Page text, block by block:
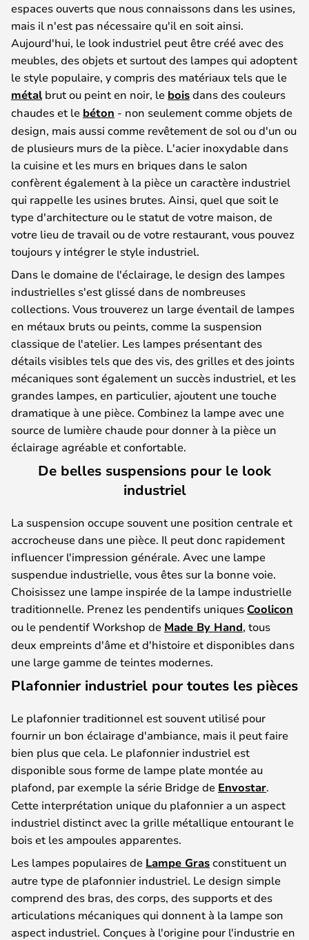
espaces ouverts que nous connaissons dans les usines,
mais il n'est pas nécessaire qu'il en soit ainsi.
Aujourd'hui, le look industriel peut être créé avec des
meubles, des objets et surtout des lampes qui adoptent
le style populaire, y compris des matériaux tels que le
métal brut ou peint en noir, le boisdans des couleurs
chaudes et le béton - non seulement comme objets de
design, mais aussi comme revêtement de sol ou d'un ou
de plusieurs murs de la pièce. L'acier inoxydable dans
la cuisine et les murs en briques dans le salon
confèrent également à la pièce un caractère industriel
qui rappelle les usines brutes. Ainsi, quel que soit le
type d'architecture ou le statut de votre maison, de
votre lieu de travail ou de votre restaurant, vous pouvez
toujours y intégrer le style industriel.
Dans le domaine de l'éclairage, le design des lampes
industrielles s'est glissé dans de nombreuses
collections. Vous trouverez un large éventail de lampes
en métaux bruts ou peints, comme la suspension
classique de l'atelier. Les lampes présentant des
détails visibles tels que des vis, des grilles et des joints
mécaniques sont également un succès industriel, et les
grandes lampes, en particulier, ajoutent une touche
dramatique à une pièce. Combinez la lampe avec une
source de lumière chaude pour donner à la pièce un
éclairage agréable et confortable.
De belles suspensions pour le look
industriel
La suspension occupe souvent une position centrale et
accrocheuse dans une pièce. Il peut donc rapidement
influencer l'impression générale. Avec une lampe
suspendue industrielle, vous êtes sur la bonne voie.
Choisissez une lampe inspirée de la lampe industrielle
traditionnelle. Prenez les pendentifs uniques Coolicon
ou le pendentif Workshop de Made By Hand, tous
deux empreints d'âme et d'histoire et disponibles dans
une large gamme de teintes modernes.
Plafonnier industriel pour toutes les pièces
Le plafonnier traditionnel est souvent utilisé pour
fournir un bon éclairage d'ambiance, mais il peut faire
bien plus que cela. Le plafonnier industriel est
disponible sous forme de lampe plate montée au
plafond, par exemple la série Bridge de Envostar.
Cette interprétation unique du plafonnier a un aspect
industriel distinct avec la grille métallique entourant le
bois et les ampoules apparentes.
Les lampes populaires de Lampe Grasconstituent un
autre type de plafonnier industriel. Le design simple
comprend des bras, des corps, des supports et des
articulations mécaniques qui donnent à la lampe son
aspect industriel. Conçues à l'origine pour l'industrie en